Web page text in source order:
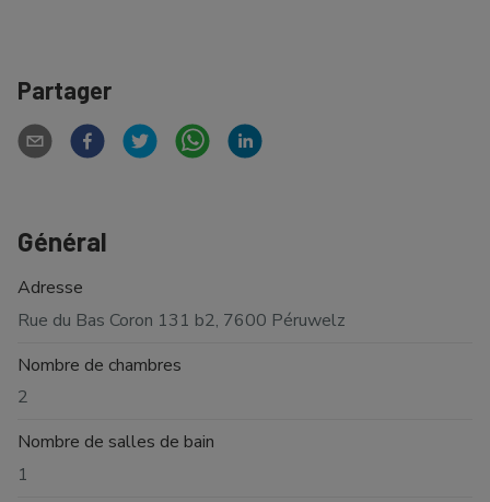
Partager
Général
Adresse
Rue du Bas Coron 131 b2, 7600 Péruwelz
Nombre de chambres
2
Nombre de salles de bain
1